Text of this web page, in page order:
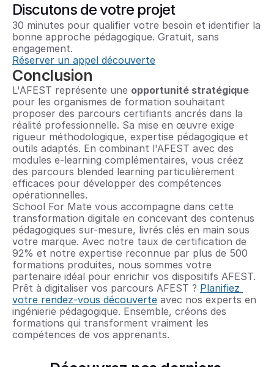
Discutons de votre projet
30 minutes pour qualifier votre besoin et identifier la
bonne approche pédagogique. Gratuit, sans
engagement.
Réserver un appel découverte
Conclusion
L'AFEST représente une opportunité stratégique
pour les organismes de formation souhaitant
proposer des parcours certifiants ancrés dans la
réalité professionnelle. Sa mise en œuvre exige
rigueur méthodologique, expertise pédagogique et
outils adaptés. En combinant l'AFEST avec des
modules e-learning complémentaires, vous créez
des parcours blended learning particulièrement
efficaces pour développer des compétences
opérationnelles.
School For Mate vous accompagne dans cette
transformation digitale en concevant des contenus
pédagogiques sur-mesure, livrés clés en main sous
votre marque. Avec notre taux de certification de
92% et notre expertise reconnue par plus de 500
formations produites, nous sommes votre
partenaire idéal pour enrichir vos dispositifs AFEST.
Prêt à digitaliser vos parcours AFEST ? Planifiez
votre rendez-vous découverte avec nos experts en
ingénierie pédagogique. Ensemble, créons des
formations qui transforment vraiment les
compétences de vos apprenants.